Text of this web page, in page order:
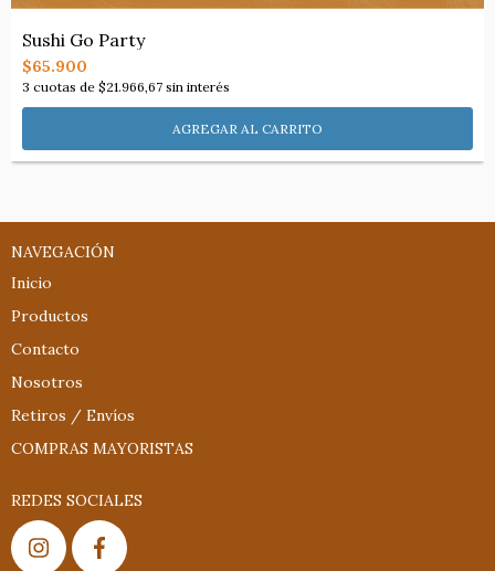
Sushi Go Party
$65.900
3 cuotas de $21.966,67 sin interés
NAVEGACIÓN
Inicio
Productos
Contacto
Nosotros
Retiros / Envíos
COMPRAS MAYORISTAS
REDES SOCIALES